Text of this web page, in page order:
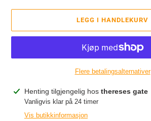
LEGG I HANDLEKURV
Flere betalingsalternativer
Legger
produkter
Henting tilgjengelig hos thereses gate
Vanligvis klar på 24 timer
Vis butikkinformasjon